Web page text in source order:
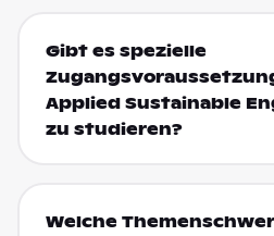
Gibt es spezielle
Applied Sustainable
zu studieren?
Welche